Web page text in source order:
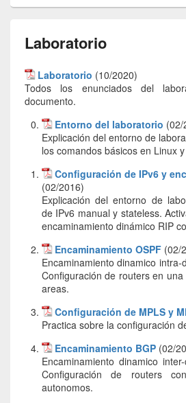
Laboratorio
Laboratorio (10/2020)
Todos los enunciados del
documento.
Entorno del laboratorio (02/
Explicación del entorno de
los comandos básicos en Linux
Configuración de IPv6 y
(02/2016)
Explicación del entorno de
de IPv6 manual y stateless.
encaminamiento dinámico RIP
Encaminamiento OSPF (02/
Encaminamiento dinamico intra-
Configuración de routers en
areas.
Configuración de MPLS y
Practica sobre la configuración
Encaminamiento BGP (02/
Encaminamiento dinamico
Configuración de routers
autonomos.